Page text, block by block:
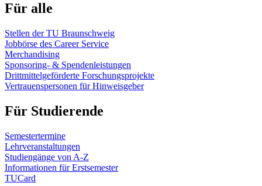
Für alle
Stellen der TU Braunschweig
Jobbörse des Career Service
Merchandising
Sponsoring- & Spendenleistungen
Drittmittelgeförderte Forschungsprojekte
Vertrauenspersonen für Hinweisgeber
Für Studierende
Semestertermine
Lehrveranstaltungen
Studiengänge von A-Z
Informationen für Erstsemester
TUCard